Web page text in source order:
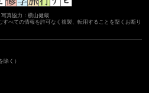
真協力：横山健蔵
べての情報を許可なく複製、転用することを堅くお断り
除く）